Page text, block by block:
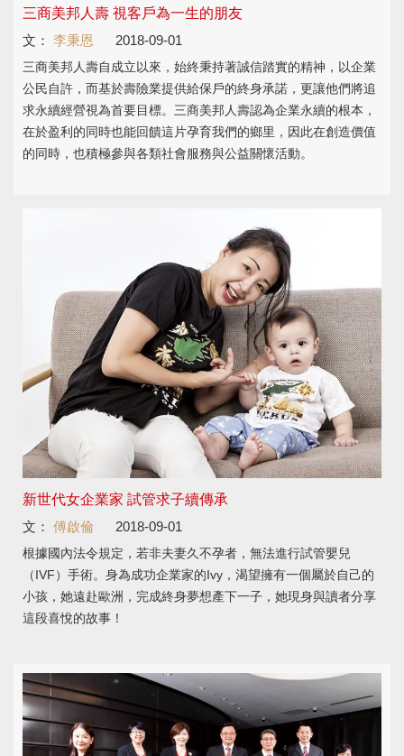
三商美邦人壽 視客戶為一生的朋友
文： 李秉恩 2018-09-01
三商美邦人壽自成立以來，始終秉持著誠信踏實的精神，以企業
公民自許，而基於壽險業提供給保戶的終身承諾，更讓他們將追
求永續經營視為首要目標。三商美邦人壽認為企業永續的根本，
在於盈利的同時也能回饋這片孕育我們的鄉里，因此在創造價值
的同時，也積極參與各類社會服務與公益關懷活動。
新世代女企業家 試管求子續傳承
文： 傅啟倫 2018-09-01
根據國內法令規定，若非夫妻久不孕者，無法進行試管嬰兒
（IVF）手術。身為成功企業家的Ivy，渴望擁有一個屬於自己的
小孩，她遠赴歐洲，完成終身夢想產下一子，她現身與讀者分享
這段喜悅的故事！